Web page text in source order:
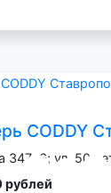
CODDY
347к6; ул. 50
рублей